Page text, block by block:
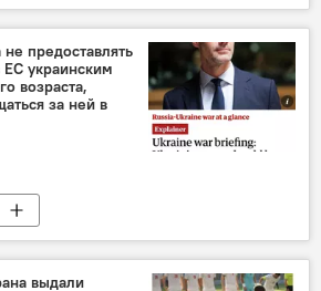
предоставлять
украинским
возраста,
за ней в
выдали